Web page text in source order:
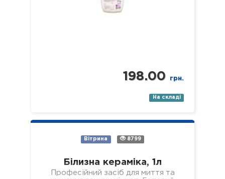
198.00 грн.
На складі
Вітрина 8799
Білизна кераміка, 1л
Професійний засіб для миття та